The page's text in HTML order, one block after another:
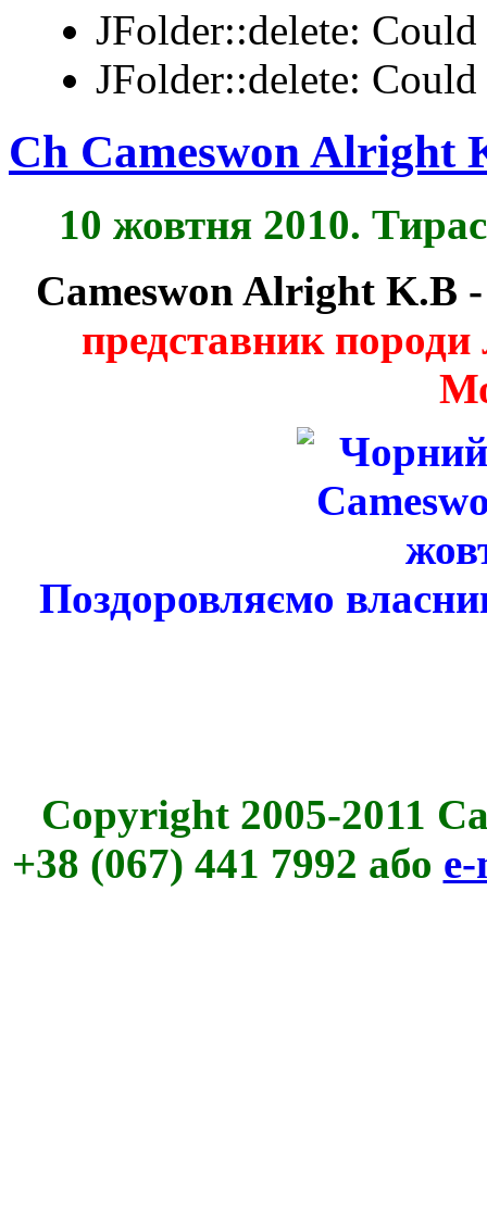
JFolder::delete:
JFolder::delete:
Ch Cameswon Alright
10 жовтня 2010.
Cameswon Alright K.B
представник
Поздоровляємо
Copyright 2005-2011
+38 (067) 441 7992 або